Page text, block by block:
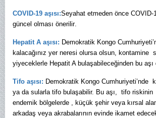
COVID-19 aşısı:Seyahat etmeden önce COVID-
güncel olması önerilir.
Hepatit A aşısı: Demokratik Kongo
kalacağınız yer neresi olursa olsun, kontamine
yiyeceklerle Hepatit A bulaşabileceğinden bu aşı
Tifo aşısı: Demokratik Kongo Cumhuriyeti’nde
ya da sularla tifo bulaşabilir. Bu aşı, tifo
endemik bölgelerde , küçük şehir veya kırsal
arkadaş veya akrabalarının evinde ikamet